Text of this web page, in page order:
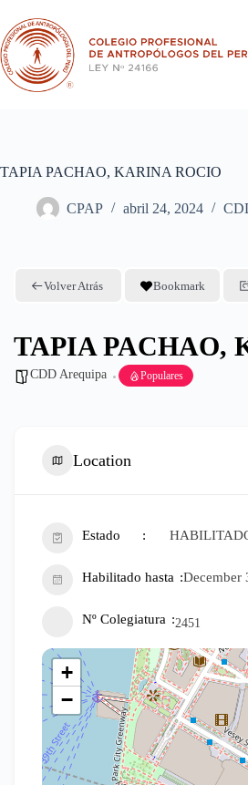
contenido
TAPIA PACHAO, KARINA ROCIO
CPAP abril 24, 2024
Volver Atrás Bookmark
TAPIA PACHAO,
CDD Arequipa Populares
Location
Estado
Habilitado hasta December
Nº Colegiatura 2451
+
−